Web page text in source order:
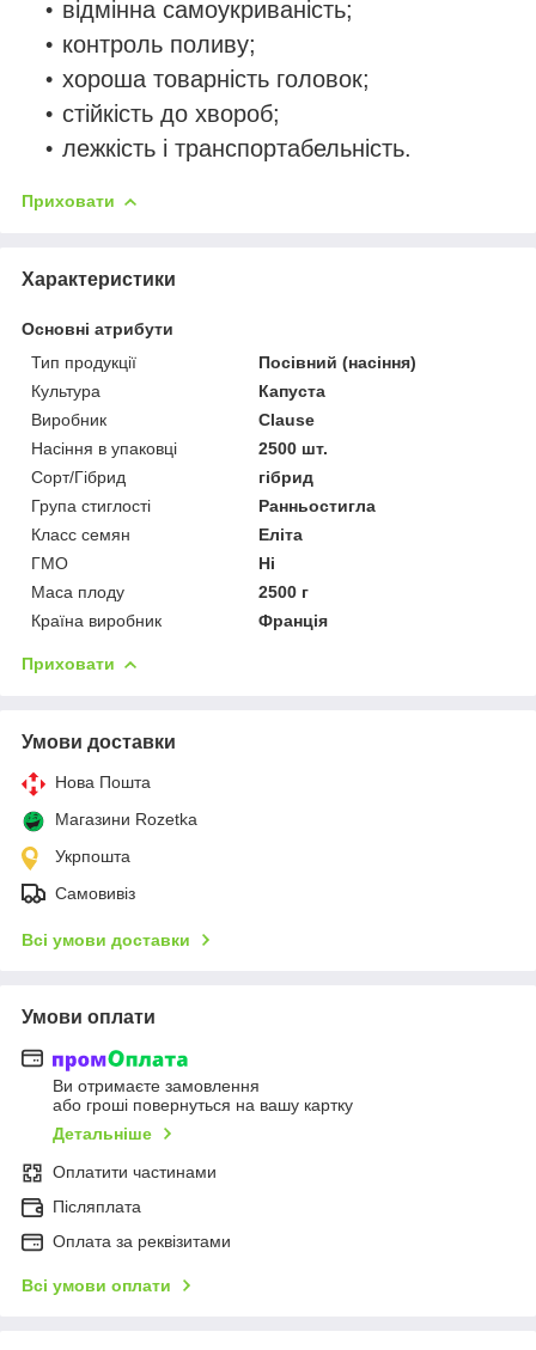
відмінна самоукриваність;
контроль поливу;
хороша товарність головок;
стійкість до хвороб;
лежкість і транспортабельність.
Приховати
Характеристики
Основні атрибути
Тип продукції
Посівний (насіння)
Культура
Капуста
Виробник
Clause
Насіння в упаковці
2500 шт.
Сорт/Гібрид
гібрид
Група стиглості
Ранньостигла
Класс семян
Еліта
ГМО
Ні
Маса плоду
2500 г
Країна виробник
Франція
Приховати
Умови доставки
Нова Пошта
Магазини Rozetka
Укрпошта
Самовивіз
Всі умови доставки
Умови оплати
Ви отримаєте замовлення
або гроші повернуться на вашу картку
Детальніше
Оплатити частинами
Післяплата
Оплата за реквізитами
Всі умови оплати